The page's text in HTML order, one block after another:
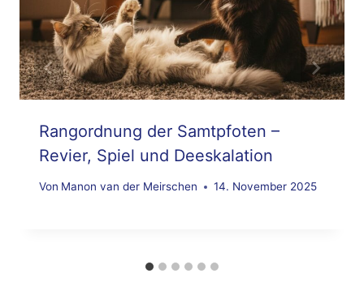
Rangordnung der Samtpfoten –
Revier, Spiel und Deeskalation
Von Manon van der Meirschen 14. November 2025